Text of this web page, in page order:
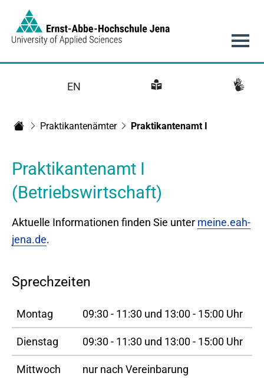
EN
Praktikantenämter Praktikantenamt I
Praktikantenamt I
(Betriebswirtschaft)
Aktuelle Informationen finden Sie unter meine.eah-
jena.de.
Sprechzeiten
Montag 09:30 - 11:30 und 13:00 - 15:00 Uhr
Dienstag 09:30 - 11:30 und 13:00 - 15:00 Uhr
Mittwoch nur nach Vereinbarung